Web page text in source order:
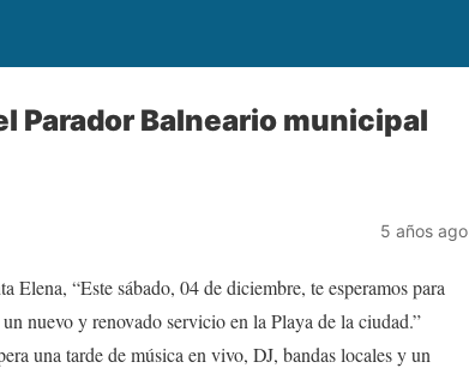
Parador Balneario municipal
5 años ago
“Este sábado, 04 de diciembre, te esperamos para
nuevo y renovado servicio en la Playa de la ciudad.”
una tarde de música en vivo, DJ, bandas locales y un